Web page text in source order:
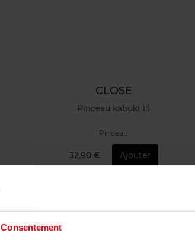
Consentement
CLOSE
Pinceau kabuki 13
Pinceau
32,90 € Ajouter
Vegan